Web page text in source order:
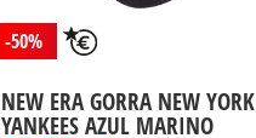
-50%
NEW ERA GORRA NEW YORK
YANKEES AZUL MARINO